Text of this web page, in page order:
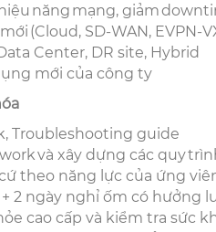
năng mạng, giảm
(Cloud, SD-WAN, EVPN-
Center, DR site, Hybrid
mới của công ty
Troubleshooting guide
và xây dựng các quy
theo năng lực của ứng
2 ngày nghỉ ốm có hưởng
cao cấp và kiểm tra sức